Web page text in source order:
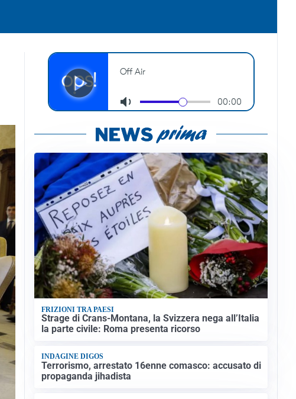
FRIZIONI TRA PAESI
Strage di Crans-Montana, la Svizzera nega all’Italia
la parte civile: Roma presenta ricorso
INDAGINE DIGOS
Terrorismo, arrestato 16enne comasco: accusato di
propaganda jihadista